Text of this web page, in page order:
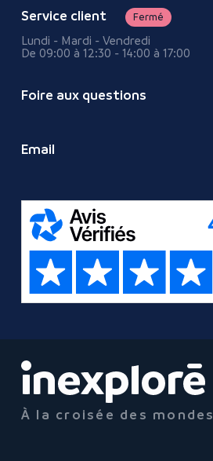
À la croisée des mondes
Service client Fermé
Lundi - Mardi - Vendredi
De 09:00 à 12:30 - 14:00 à 17:00
Foire aux questions
Email